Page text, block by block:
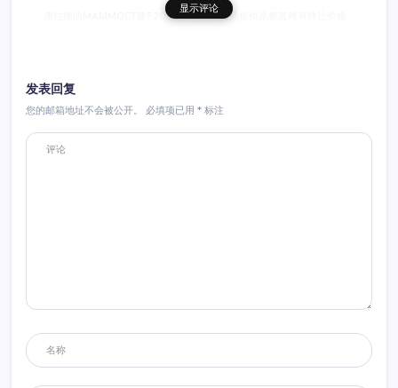
康拉德的MAMMOET曼F2000加哥德浩夫托板也是极其稀有转让价格
早，国内保有量不高，现在某商家5000多出售，就一个车头而已。
还有NZG的格鲁夫7450，MAMMOET涂装就出了300部，当时买一部
像11200账号五千我有需求还会收（当然我早就买了）这个两万我望而
却步，我买了部改涂MAMMOET的！
K8 2013年9月11日 22:32
其实这个TGA还有一个版本是不带压载箱的，不带牵拉装置的.总体来说
论
分
显示评论
发表回复
您的邮箱地址不会被公开。 必填项已用 * 标注